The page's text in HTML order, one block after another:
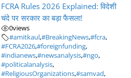
FCRA Rules 2026 Explained: विदेशी
चंदे पर सरकार का बड़ा फैसला!
0views
#amitkaul,#BreakingNews,#fcra,
#FCRA2026,#foreignfunding,
#indianews,#newsanalysis,#ngo,
#politicalanalysis,
#ReligiousOrganizations,#samvad,